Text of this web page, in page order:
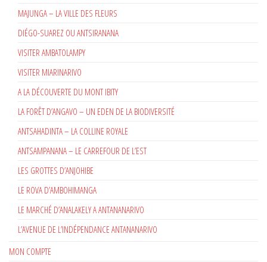
MAJUNGA – LA VILLE DES FLEURS
DIÉGO-SUAREZ OU ANTSIRANANA
VISITER AMBATOLAMPY
VISITER MIARINARIVO
A LA DÉCOUVERTE DU MONT IBITY
LA FORÊT D’ANGAVO – UN EDEN DE LA BIODIVERSITÉ
ANTSAHADINTA – LA COLLINE ROYALE
ANTSAMPANANA – LE CARREFOUR DE L’EST
LES GROTTES D’ANJOHIBE
LE ROVA D’AMBOHIMANGA
LE MARCHÉ D’ANALAKELY A ANTANANARIVO
L’AVENUE DE L’INDÉPENDANCE ANTANANARIVO
MON COMPTE